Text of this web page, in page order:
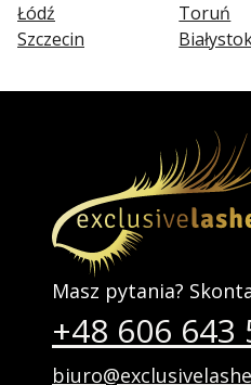
Łódź
Szczecin
Toruń
Masz pytania?
+48 606 643